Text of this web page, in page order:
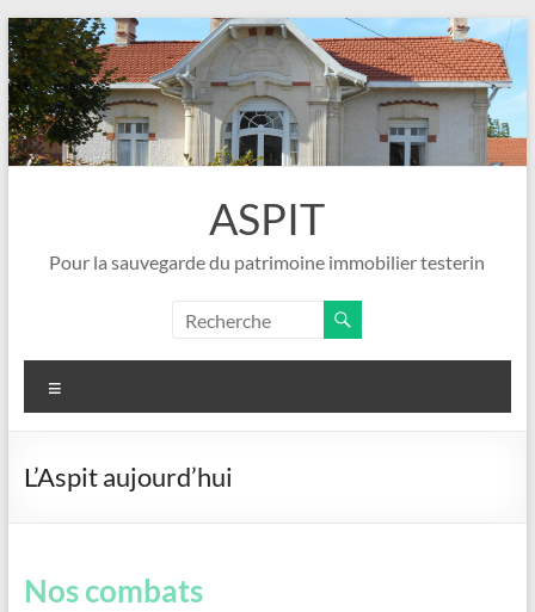
Aller
au
contenu
ASPIT
Pour la sauvegarde du patrimoine immobilier testerin
L’Aspit aujourd’hui
Nos combats